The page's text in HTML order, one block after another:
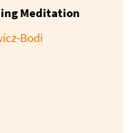
Meditation
Bodi